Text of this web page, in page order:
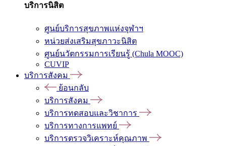
บริการนิสิต
ศูนย์บริการสุขภาพแห่งจุฬาฯ
หน่วยส่งเสริมสุขภาวะนิสิต
ศูนย์นวัตกรรมการเรียนรู้ (Chula MOOC)
CUVIP
บริการสังคม
ย้อนกลับ
บริการสังคม
บริการทดสอบและวิชาการ
บริการทางการแพทย์
บริการตรวจวิเคราะห์คุณภาพ